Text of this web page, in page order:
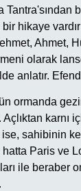
Tantra'sından
bir hikaye
Ahmet,
olarak
anlatır.
ormanda
karnı
sahibinin
hatta Paris ve
ile beraber